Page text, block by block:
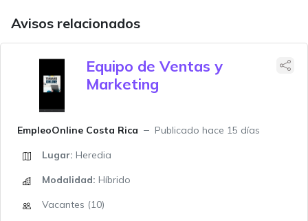
Avisos relacionados
Equipo de Ventas y
Marketing
EmpleoOnline Costa Rica
Publicado hace 15 días
Lugar: Heredia
Modalidad: Híbrido
Vacantes (10)